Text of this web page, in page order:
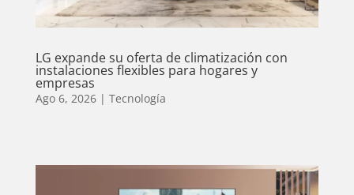
LG expande su oferta de climatización con
instalaciones flexibles para hogares y
empresas
Ago 6, 2026| Tecnología